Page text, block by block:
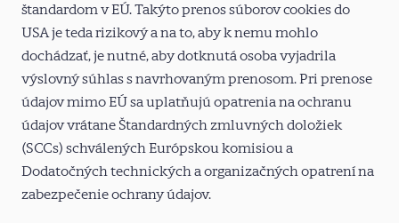
štandardom v EÚ. Takýto prenos súborov cookies do
USA je teda rizikový a na to, aby k nemu mohlo
dochádzať, je nutné, aby dotknutá osoba vyjadrila
výslovný súhlas s navrhovaným prenosom. Pri prenose
údajov mimo EÚ sa uplatňujú opatrenia na ochranu
údajov vrátane Štandardných zmluvných doložiek
(SCCs) schválených Európskou komisiou a
Dodatočných technických a organizačných opatrení na
zabezpečenie ochrany údajov.